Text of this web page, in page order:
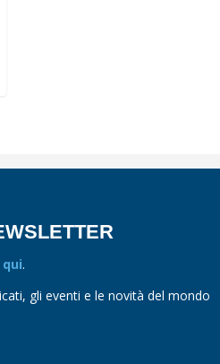
.
gli eventi e le novità del mondo